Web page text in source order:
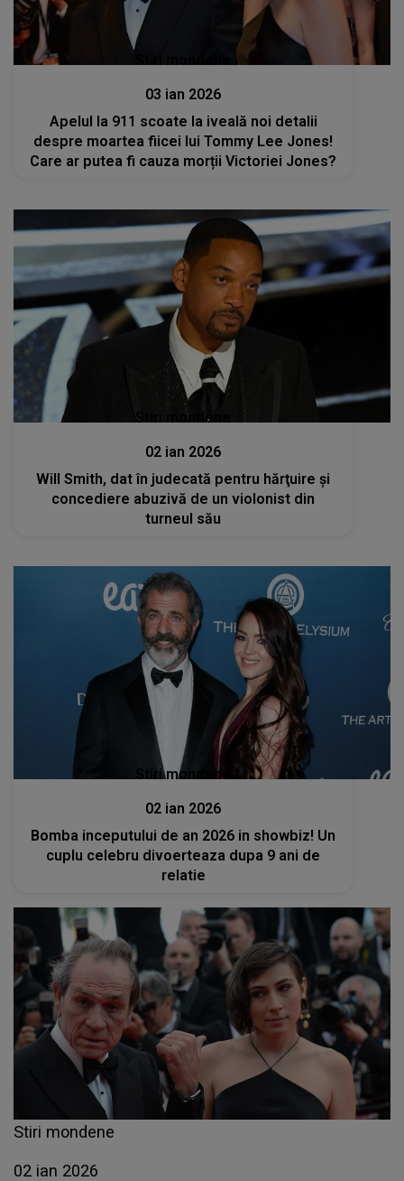
03 ian 2026
Apelul la 911 scoate la iveală noi detalii
despre moartea fiicei lui Tommy Lee Jones!
Care ar putea fi cauza morții Victoriei Jones?
Stiri mondene
02 ian 2026
Will Smith, dat în judecată pentru hărţuire şi
concediere abuzivă de un violonist din
turneul său
Stiri mondene
02 ian 2026
Bomba inceputului de an 2026 in showbiz! Un
cuplu celebru divoerteaza dupa 9 ani de
relatie
Stiri mondene
02 ian 2026